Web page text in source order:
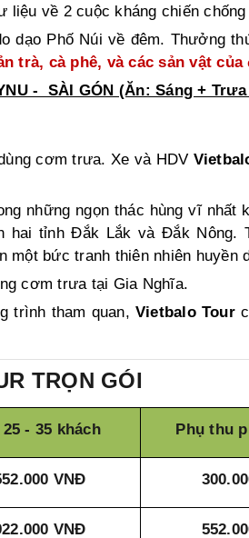
liệu về 2 cuộc kháng chiến chống
dạo Phố Núi về đêm. Thưởng
trà, cà phê, và các sản vật của
- SÀI GÓN (Ăn: Sáng +
cơm trưa. Xe và HDV
những ngọn thác hùng vĩ nhất
hai tỉnh Đắk Lắk và Đắk Nông.
một bức tranh thiên nhiên huyền
cơm trưa tại Gia Nghĩa.
trình tham quan, Vietbalo Tour
TRỌN GÓI
- 35 khách Phụ thu
VNĐ
VNĐ